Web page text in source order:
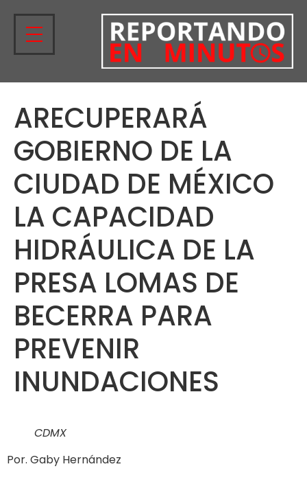
ARECUPERARÁ
GOBIERNO DE LA
CIUDAD DE MÉXICO
LA CAPACIDAD
HIDRÁULICA DE LA
PRESA LOMAS DE
BECERRA PARA
PREVENIR
INUNDACIONES
CDMX
Por. Gaby Hernández